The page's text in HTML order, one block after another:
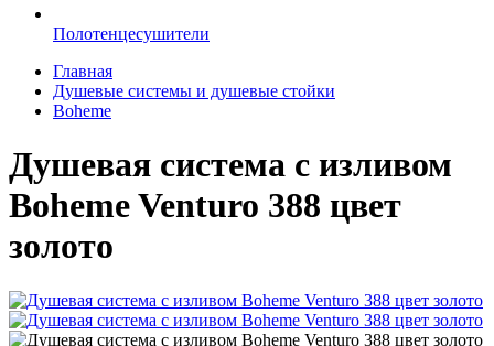
Полотенцесушители
Главная
Душевые системы и душевые стойки
Boheme
Душевая система с изливом
Boheme Venturo 388 цвет
золото